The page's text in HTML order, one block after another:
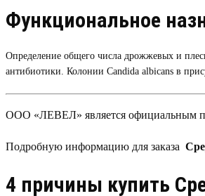
Функциональное
Определение общего числа дрожжевых и
антибиотики. Колонии Candida albicans в
ООО «ЛЕВЕЛ» является официальным
Подробную информацию для заказа
4 причины купить